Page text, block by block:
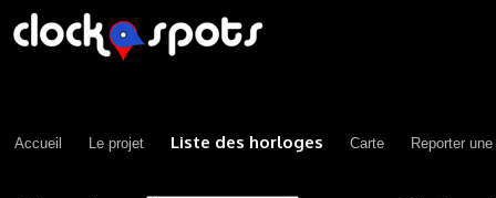
Accueil Le projet Liste des horloges Carte Reporter